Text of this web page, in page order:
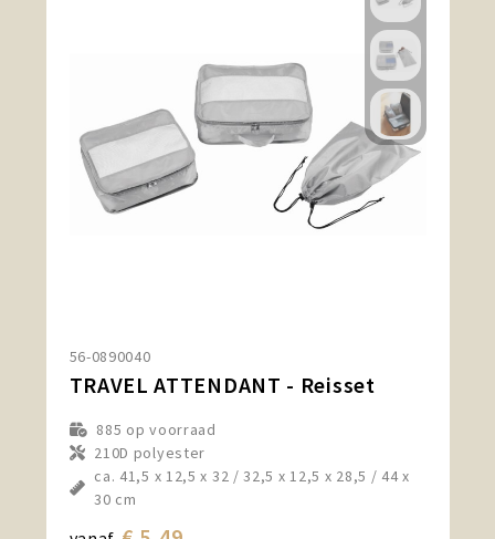
56-0890040
TRAVEL ATTENDANT - Reisset
885 op voorraad
210D polyester
ca. 41,5 x 12,5 x 32 / 32,5 x 12,5 x 28,5 / 44 x
30 cm